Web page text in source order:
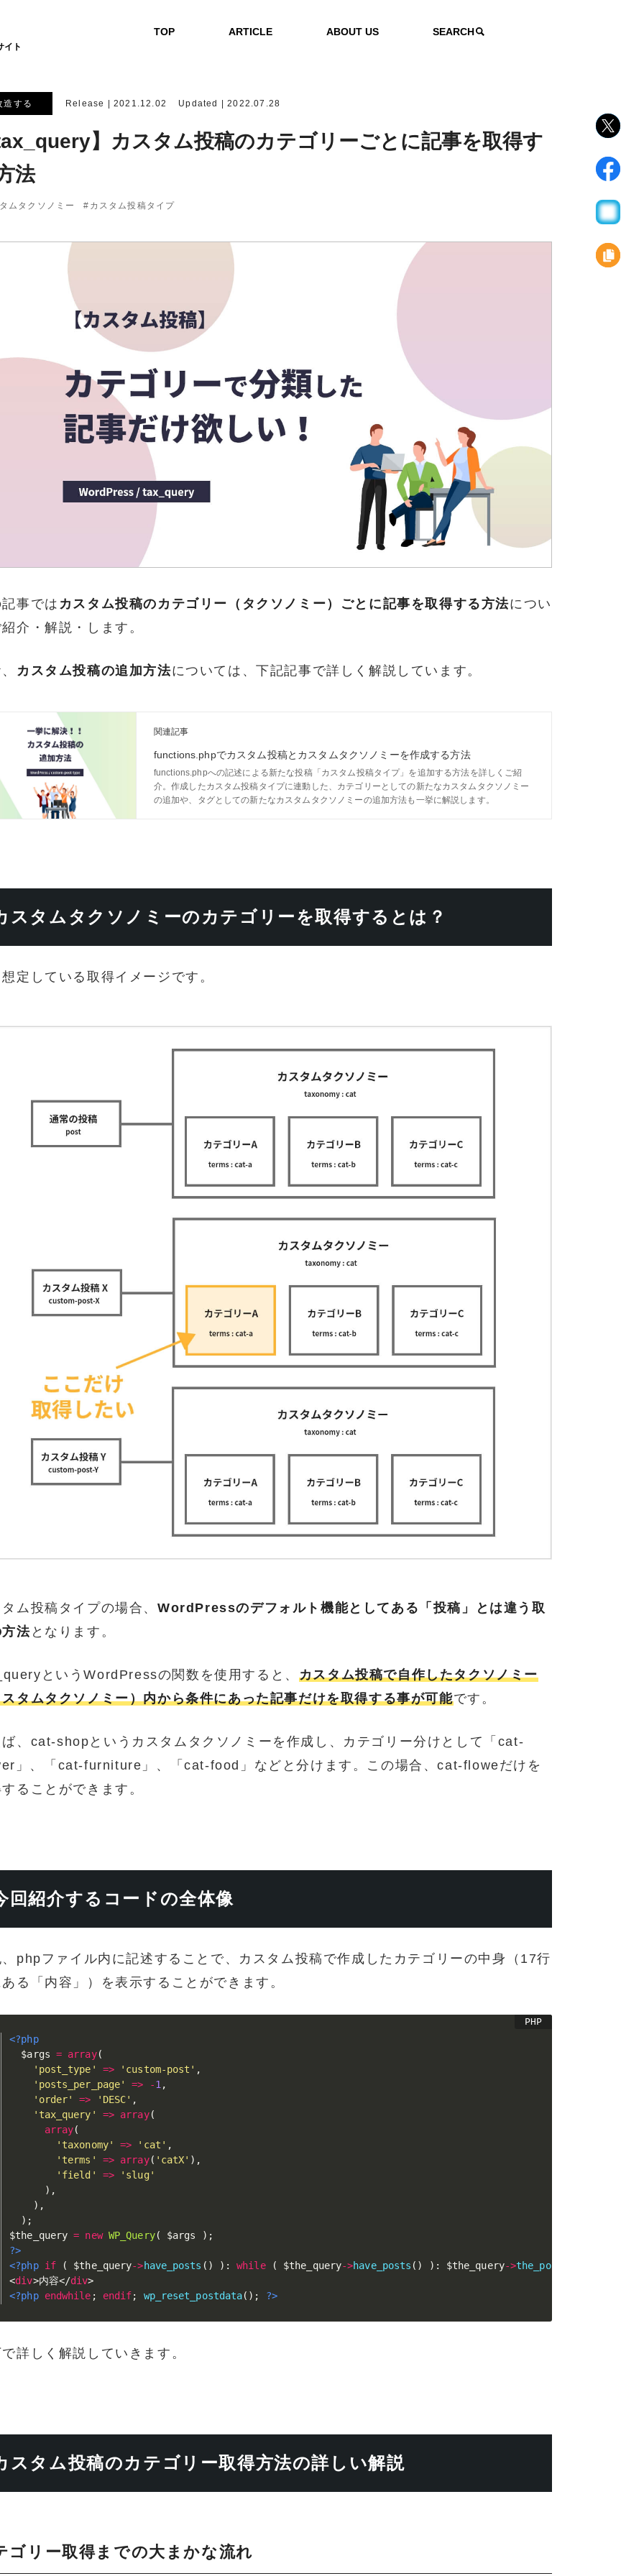
TOP ARTICLE ABOUT US SEARCH
造する Release | 2021.12.02 Updated |2022.07.28
】カスタム投稿のカテゴリーごとに記事を取得す
法
ムタクソノミー カスタム投稿タイプ
事では カスタム投稿のカテゴリー（タクソノミー）ごとに記事を取得する方法につい
介・解説・します。
カスタム投稿の追加方法については、下記記事で詳しく解説しています。
関連記事
functions.phpでカスタム投稿とカスタムタクソノミーを作成する方法
functions.phpへの記述による新たな投稿「カスタム投稿タイプ」を追加する方法を詳しくご紹
介。作成したカスタム投稿タイプに連動した、カテゴリーとしての新たなカスタムタクソノミー
の追加や、タグとしての新たなカスタムタクソノミーの追加方法も一挙に解説します。
スタムタクソノミーのカテゴリーを取得するとは？
定している取得イメージです。
ム投稿タイプの場合、 WordPressのデフォルト機能としてある「投稿」とは違う取
法 となります。
というWordPressの関数を使用すると、 カスタム投稿で自作したタクソノミー
タムタクソノミー）内から条件にあった記事だけを取得する事が可能です。
、cat-shopというカスタムタクソノミーを作成し、カテゴリー分けとして「cat-
」、「cat-furniture」、「cat-food」などと分けます。この場合、cat-floweだけを
ることができます。
回紹介するコードの全体像
phpファイル内に記述することで、カスタム投稿で作成したカテゴリーの中身（17行
る「内容」）を表示することができます。
<?php
$args = array(
'post_type'
=> 'custom-post' ,
'posts_per_page'
=> -1,
'order'
=> 'DESC' ,
'tax_query'
=> array(
array(
'taxonomy'
=> 'cat' ,
'terms'
=> array( 'catX' ) ,
'field'
=>
'slug'
) ,
) ,
) ;
$the_query = new WP_Query( $args ) ;
?>
<?php if ( $the_query->have_posts ( ) ) : while ( $the_query->have_posts ( ) ) : $the_query->the_post
<div>内容</div>
<?php endwhile ; endif; wp_reset_postdata( ) ; ?>
詳しく解説していきます。
スタム投稿のカテゴリー取得方法の詳しい解説
ゴリー取得までの大まかな流れ